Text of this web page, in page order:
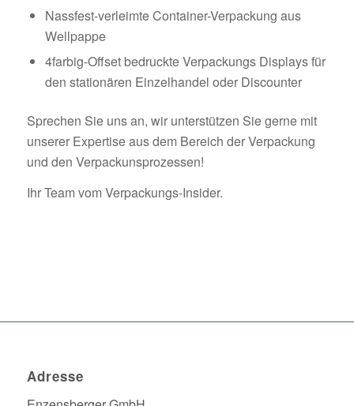
Nassfest-verleimte Container-Verpackung aus
Wellpappe
4farbig-Offset bedruckte Verpackungs Displays für
den stationären Einzelhandel oder Discounter
Sprechen Sie uns an, wir unterstützen Sie gerne mit
unserer Expertise aus dem Bereich der Verpackung
und den Verpackunsprozessen!
Ihr Team vom Verpackungs-Insider.
Adresse